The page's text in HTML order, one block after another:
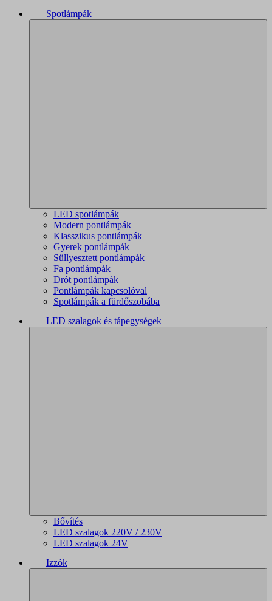
Spotlámpák
LED spotlámpák
Modern pontlámpák
Klasszikus pontlámpák
Gyerek pontlámpák
Süllyesztett pontlámpák
Fa pontlámpák
Drót pontlámpák
Pontlámpák kapcsolóval
Spotlámpák a fürdőszobába
LED szalagok és tápegységek
Bővítés
LED szalagok 220V / 230V
LED szalagok 24V
Izzók